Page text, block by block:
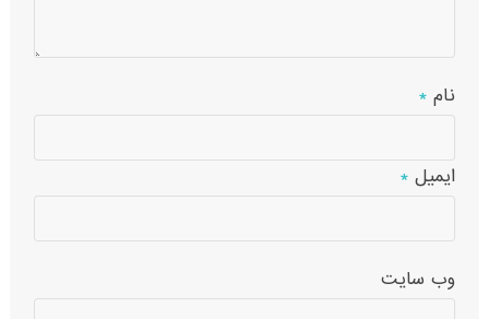
نام*
ایمیل*
وب‌ سایت